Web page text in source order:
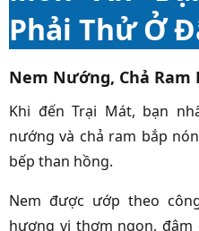
Phải Thử Ở
Nem Nướng, Chả Ram
Khi đến Trại Mát, bạn
nướng và chả ram bắp
bếp than hồng.
Nem được ướp theo
hương vị thơm ngon,